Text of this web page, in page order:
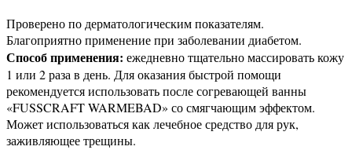
Проверено по дерматологическим показателям.
Благоприятно применение при заболевании диабетом.
Способ применения: ежедневно тщательно массировать кожу
1 или 2 раза в день. Для оказания быстрой помощи
рекомендуется использовать после согревающей ванны
«FUSSCRAFT WARMEBAD» со смягчающим эффектом.
Может использоваться как лечебное средство для рук,
заживляющее трещины.